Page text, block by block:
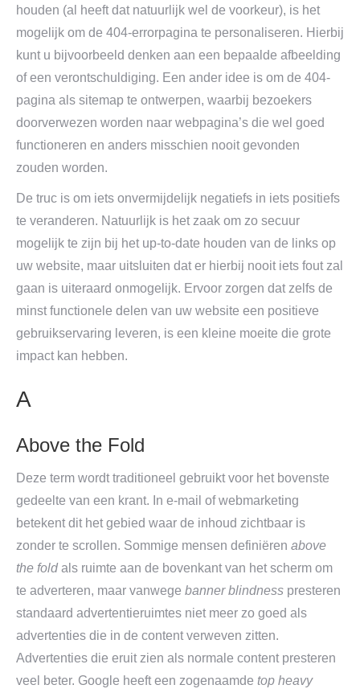
houden (al heeft dat natuurlijk wel de voorkeur), is het
mogelijk om de 404-errorpagina te personaliseren. Hierbij
kunt u bijvoorbeeld denken aan een bepaalde afbeelding
of een verontschuldiging. Een ander idee is om de 404-
pagina als sitemap te ontwerpen, waarbij bezoekers
doorverwezen worden naar webpagina’s die wel goed
functioneren en anders misschien nooit gevonden
zouden worden.
De truc is om iets onvermijdelijk negatiefs in iets positiefs
te veranderen. Natuurlijk is het zaak om zo secuur
mogelijk te zijn bij het up-to-date houden van de links op
uw website, maar uitsluiten dat er hierbij nooit iets fout zal
gaan is uiteraard onmogelijk. Ervoor zorgen dat zelfs de
minst functionele delen van uw website een positieve
gebruikservaring leveren, is een kleine moeite die grote
impact kan hebben.
A
Above the Fold
Deze term wordt traditioneel gebruikt voor het bovenste
gedeelte van een krant. In e-mail of webmarketing
betekent dit het gebied waar de inhoud zichtbaar is
zonder te scrollen. Sommige mensen definiëren above
the foldals ruimte aan de bovenkant van het scherm om
te adverteren, maar vanwege banner blindness presteren
standaard advertentieruimtes niet meer zo goed als
advertenties die in de content verweven zitten.
Advertenties die eruit zien als normale content presteren
veel beter. Google heeft een zogenaamde top heavy